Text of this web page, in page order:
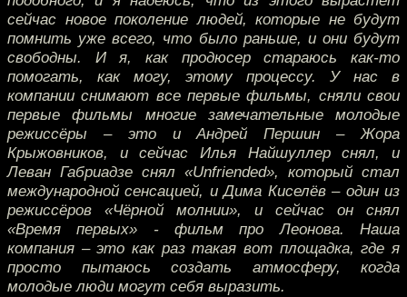
сейчас новое поколение людей, которые не будут
помнить уже всего, что было раньше, и они будут
свободны. И я, как продюсер стараюсь как-то
помогать, как могу, этому процессу. У нас в
компании снимают все первые фильмы, сняли свои
первые фильмы многие замечательные молодые
режиссёры – это и Андрей Першин – Жора
Крыжовников, и сейчас Илья Найшуллер снял, и
Леван Габриадзе снял «Unfriended», который стал
международной сенсацией, и Дима Киселёв – один из
режиссёров «Чёрной молнии», и сейчас он снял
«Время первых» - фильм про Леонова. Наша
компания – это как раз такая вот площадка, где я
просто пытаюсь создать атмосферу, когда
молодые люди могут себя выразить.